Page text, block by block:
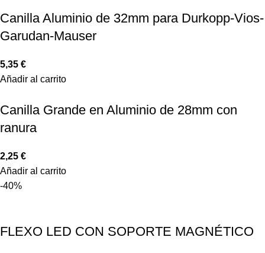
Canilla Aluminio de 32mm para Durkopp-Vios-
Garudan-Mauser
5,35 €
Añadir al carrito
Canilla Grande en Aluminio de 28mm con
ranura
2,25 €
Añadir al carrito
-40%
FLEXO LED CON SOPORTE MAGNÉTICO